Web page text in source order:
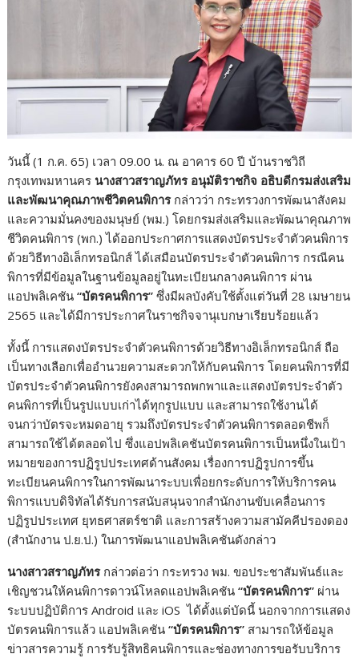
วันนี้ (1 ก.ค. 65) เวลา 09.00 น. ณ อาคาร 60 ปี บ้านราชวิถี
กรุงเทพมหานคร นางสาวสราญภัทร อนุมัติราชกิจ อธิบดีกรมส่งเสริม
และพัฒนาคุณภาพชีวิตคนพิการกล่าวว่า กระทรวงการพัฒนาสังคม
และความมั่นคงของมนุษย์ (พม.) โดยกรมส่งเสริมและพัฒนาคุณภาพ
ชีวิตคนพิการ (พก.) ได้ออกประกาศการแสดงบัตรประจำตัวคนพิการ
ด้วยวิธีทางอิเล็กทรอนิกส์ ได้เสมือนบัตรประจำตัวคนพิการ กรณีคน
พิการที่มีข้อมูลในฐานข้อมูลอยู่ในทะเบียนกลางคนพิการ ผ่าน
แอปพลิเคชัน“บัตรคนพิการ” ซึ่งมีผลบังคับใช้ตั้งแต่วันที่ 28 เมษายน
2565 และได้มีการประกาศในราชกิจจานุเบกษาเรียบร้อยแล้ว
ทั้งนี้ การแสดงบัตรประจำตัวคนพิการด้วยวิธีทางอิเล็กทรอนิกส์ ถือ
เป็นทางเลือกเพื่ออำนวยความสะดวกให้กับคนพิการ โดยคนพิการที่มี
บัตรประจำตัวคนพิการยังคงสามารถพกพาและแสดงบัตรประจำตัว
คนพิการที่เป็นรูปแบบเก่าได้ทุกรูปแบบ และสามารถใช้งานได้
จนกว่าบัตรจะหมดอายุ รวมถึงบัตรประจำตัวคนพิการตลอดชีพก็
สามารถใช้ได้ตลอดไป ซึ่งแอปพลิเคชันบัตรคนพิการเป็นหนึ่งในเป้า
หมายของการปฏิรูปประเทศด้านสังคม เรื่องการปฏิรูปการขึ้น
ทะเบียนคนพิการในการพัฒนาระบบเพื่อยกระดับการให้บริการคน
พิการแบบดิจิทัลได้รับการสนับสนุนจากสำนักงานขับเคลื่อนการ
ปฏิรูปประเทศ ยุทธศาสตร์ชาติ และการสร้างความสามัคคีปรองดอง
(สำนักงาน ป.ย.ป.) ในการพัฒนาแอปพลิเคชันดังกล่าว
นางสาวสราญภัทรกล่าวต่อว่า กระทรวง พม. ขอประชาสัมพันธ์และ
เชิญชวนให้คนพิการดาวน์โหลดแอปพลิเคชัน“บัตรคนพิการ” ผ่าน
ระบบปฏิบัติการ Android และ iOS ได้ตั้งแต่บัดนี้ นอกจากการแสดง
บัตรคนพิการแล้ว แอปพลิเคชัน“บัตรคนพิการ” สามารถให้ข้อมูล
ข่าวสารความรู้ การรับรู้สิทธิคนพิการและช่องทางการขอรับบริการ